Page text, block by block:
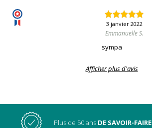
3 janvier 2022
Emmanuelle S.
sympa
Afficher plus d'avis
Plus de 50 ans DE SAVOIR-FAIRE